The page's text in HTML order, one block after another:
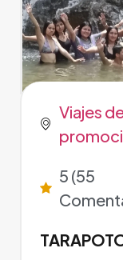
Viajes
5 (55